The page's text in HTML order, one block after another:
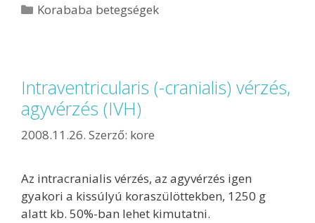
Korababa betegségek
Intraventricularis (-cranialis) vérzés,
agyvérzés (IVH)
2008.11.26. Szerző: kore
Az intracranialis vérzés, az agyvérzés igen
gyakori a kissúlyú koraszülöttekben, 1250 g
alatt kb. 50%-ban lehet kimutatni.